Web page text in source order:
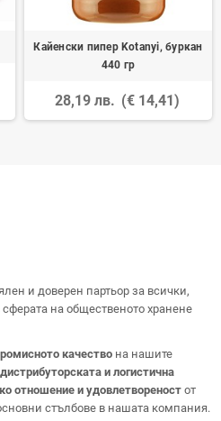
Кайенски пипер Kotanyi, буркан
440 гр
28,19 лв. (€ 14,41)
и доверен партьор за всички,
на общественото хранене
качество на нашите
дистрибуторската и логистична
отношение и удовлетвореност от
стълбове в нашата компания.